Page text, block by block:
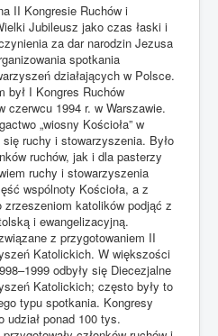
II Kongresie Ruchów i
Jubileusz jako czas łaski i
za dar narodzin Jezusa
spotkania
działających w Polsce.
był I Kongres Ruchów
czerwcu 1994 r. w Warszawie.
„wiosny Kościoła” w
ruchy i stowarzyszenia. Było
ruchów, jak i dla pasterzy
ruchy i stowarzyszenia
wspólnoty Kościoła, a z
zrzeszeniom katolików podjąć z
i ewangelizacyjną.
z przygotowaniem II
Katolickich. W większości
odbyły się Diecezjalne
Katolickich; często były to
typu spotkania. Kongresy
udział ponad 100 tys.